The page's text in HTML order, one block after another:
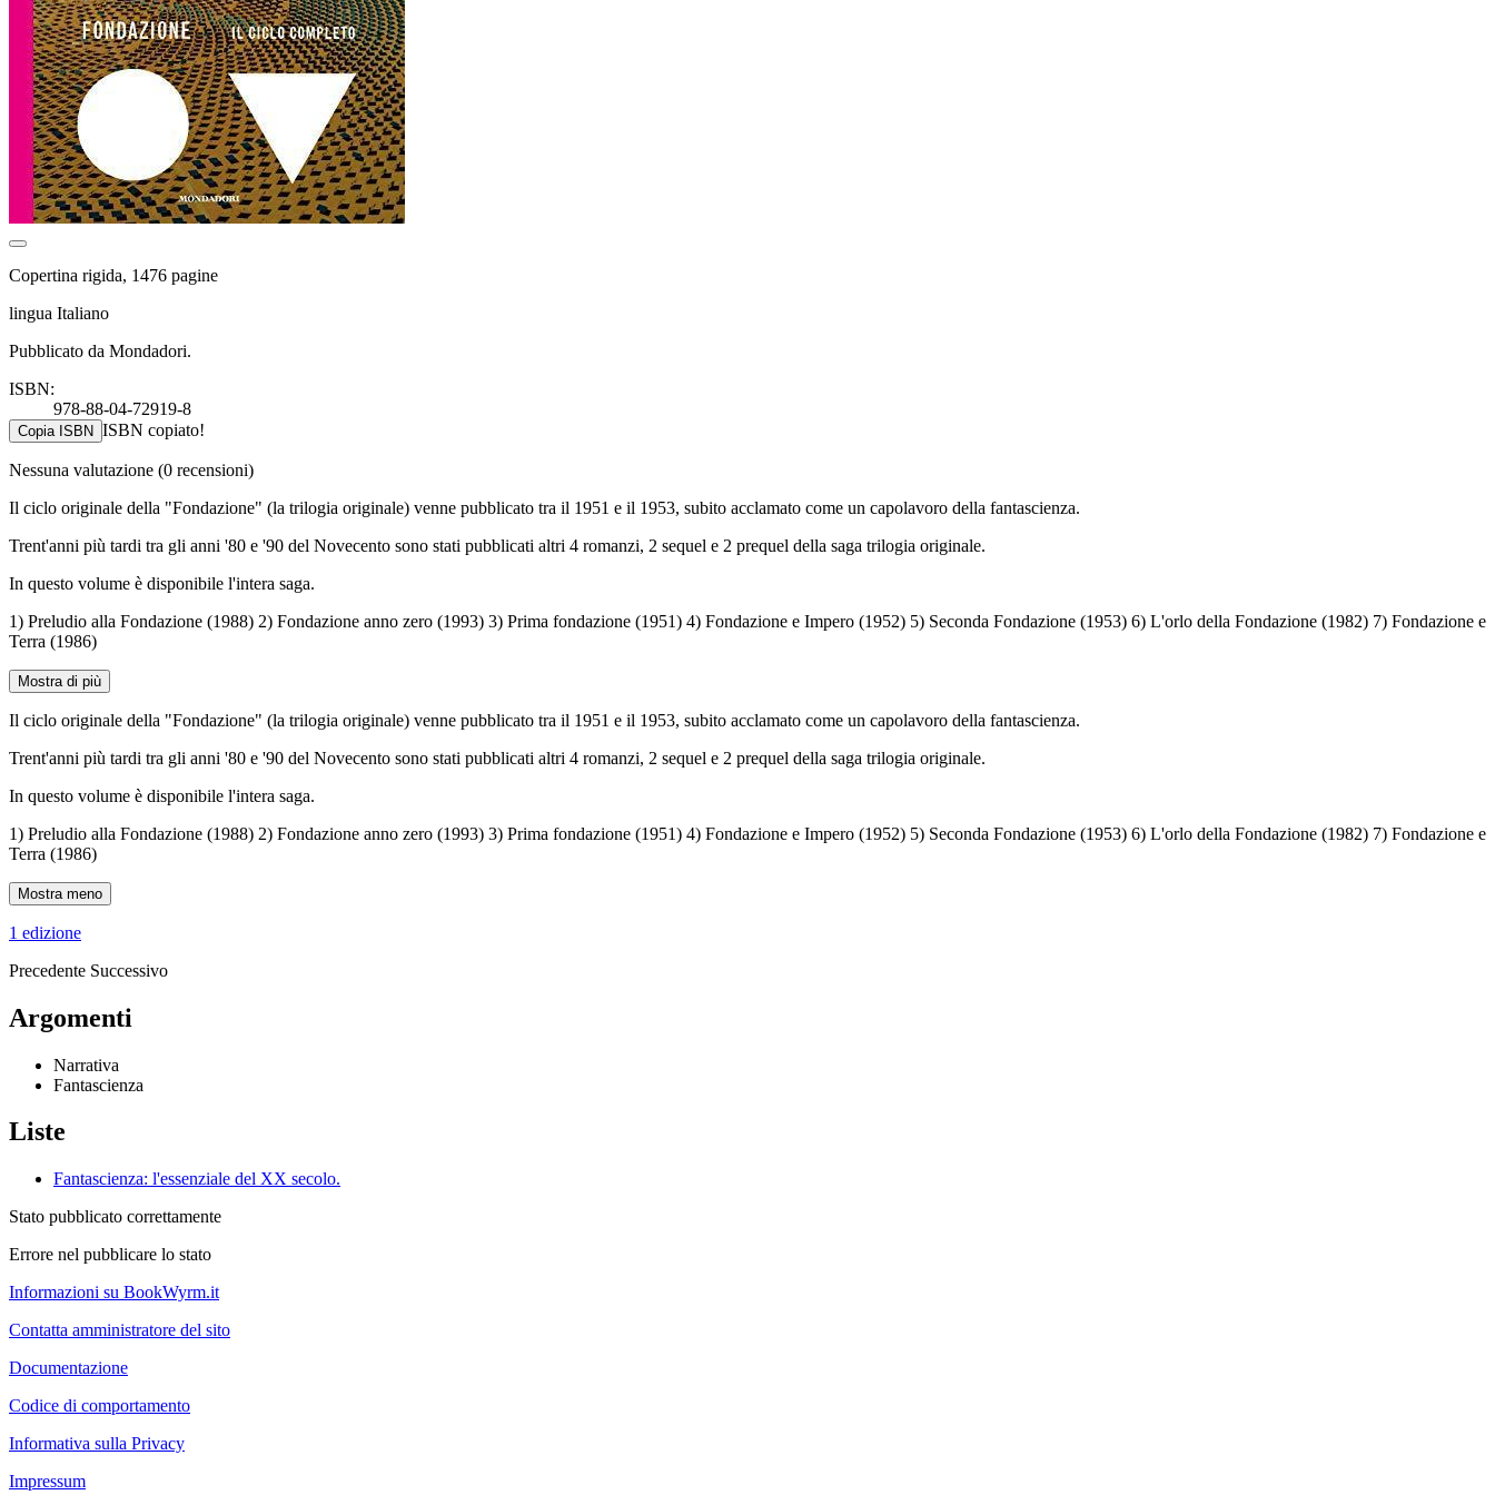
Copertina rigida, 1476 pagine
lingua Italiano
Pubblicato da Mondadori.
ISBN:
978-88-04-72919-8
Copia ISBN ISBN copiato!
Nessuna valutazione (0 recensioni)
Il ciclo originale della "Fondazione" (la trilogia originale) venne pubblicato tra il 1951 e il 1953, subito acclamato come un capolavoro della fantascienza.
Trent'anni più tardi tra gli anni '80 e '90 del Novecento sono stati pubblicati altri 4 romanzi, 2 sequel e 2 prequel della saga trilogia originale.
In questo volume è disponibile l'intera saga.
1) Preludio alla Fondazione (1988) 2) Fondazione anno zero (1993) 3) Prima fondazione (1951) 4) Fondazione e Impero (1952) 5) Seconda Fondazione (1953) 6) L'orlo della Fondazione (1982) 7) Fondazione e
Terra (1986)
Mostra di più
Il ciclo originale della "Fondazione" (la trilogia originale) venne pubblicato tra il 1951 e il 1953, subito acclamato come un capolavoro della fantascienza.
Trent'anni più tardi tra gli anni '80 e '90 del Novecento sono stati pubblicati altri 4 romanzi, 2 sequel e 2 prequel della saga trilogia originale.
In questo volume è disponibile l'intera saga.
1) Preludio alla Fondazione (1988) 2) Fondazione anno zero (1993) 3) Prima fondazione (1951) 4) Fondazione e Impero (1952) 5) Seconda Fondazione (1953) 6) L'orlo della Fondazione (1982) 7) Fondazione e
Terra (1986)
Mostra meno
1 edizione
Precedente Successivo
Argomenti
Narrativa
Fantascienza
Liste
Fantascienza: l'essenziale del XX secolo.
Stato pubblicato correttamente
Errore nel pubblicare lo stato
Informazioni su BookWyrm.it
Contatta amministratore del sito
Documentazione
Codice di comportamento
Informativa sulla Privacy
Impressum